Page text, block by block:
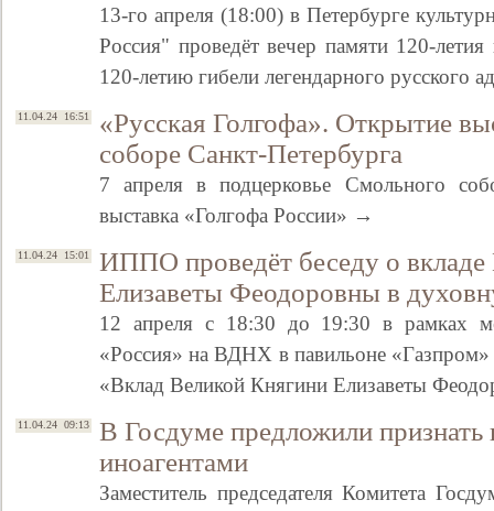
13-го апреля (18:00) в Петербурге
Россия" проведёт вечер памяти 120-
120-летию гибели легендарного русского
11.04.24 16:51
«Русская Голгофа». Открытие
соборе Санкт-Петербурга
7 апреля в подцерковье Смольного
выставка «Голгофа России» →
11.04.24 15:01
ИППО проведёт беседу о
Елизаветы Феодоровны в
12 апреля с 18:30 до 19:30 в рамках
«Россия» на ВДНХ в павильоне «Газпром»
«Вклад Великой Княгини Елизаветы
11.04.24 09:13
В Госдуме предложили
иноагентами
Заместитель председателя Комитета